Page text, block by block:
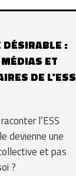
DÉSIRABLE :
ET
DE L'ESS
l’ESS
devienne une
et pas
?